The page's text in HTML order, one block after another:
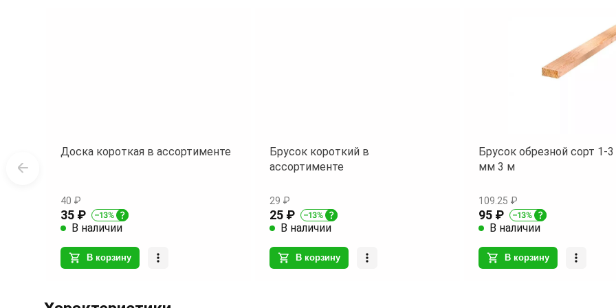
Для поддержания эстетичного вида
цвет и текстуру древесины на
протяжении многих лет.
Применение:
Веранды и террасы: Идеальное
открытом воздухе. Поверхность с
эффектом "Вельвета" обеспечит
Доска короткая в ассортименте
40 ₽
35 ₽
В наличии
В корзину
Брусок короткий в
ассортименте
29 ₽
25 ₽
В наличии
В корзину
Брусок обрезной сорт 1-
мм 3 м
109.25 ₽
95 ₽
В наличии
В корзину